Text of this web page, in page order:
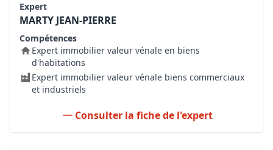
Expert
MARTY JEAN-PIERRE
Compétences
Expert immobilier valeur vénale en biens
d'habitations
Expert immobilier valeur vénale biens commerciaux
et industriels
Consulter la fiche de l'expert